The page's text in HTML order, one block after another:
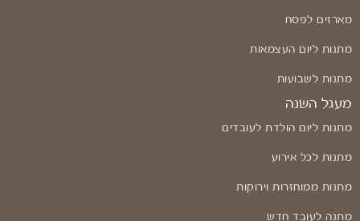
מארזים לפסח
מתנות ליום העצמאות
מתנות לשבועות
מעגל השנה
מתנות ליום הולדת לעובדים
מתנות לכל אירוע
מתנות ממוחזרות וירוקות
מתנה לעובד חדש